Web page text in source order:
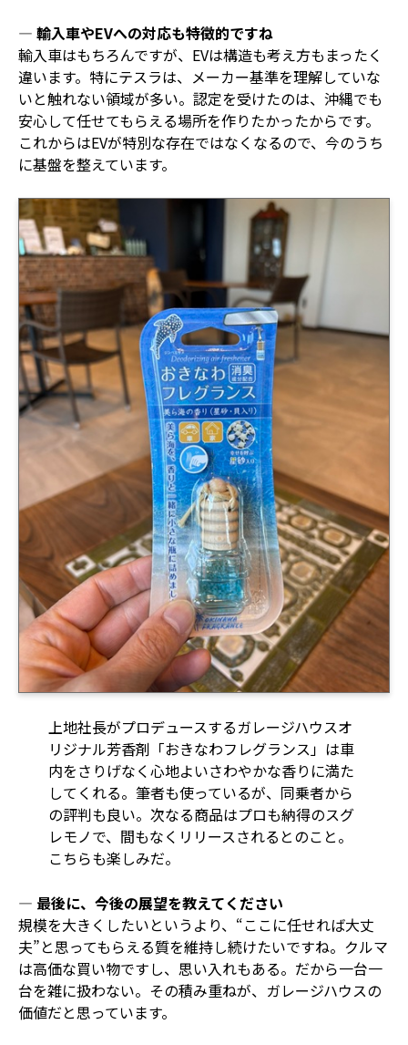
― 輸入車やEVへの対応も特徴的ですね
輸入車はもちろんですが、EVは構造も考え方もまったく
違います。特にテスラは、メーカー基準を理解していな
いと触れない領域が多い。認定を受けたのは、沖縄でも
安心して任せてもらえる場所を作りたかったからです。
これからはEVが特別な存在ではなくなるので、今のうち
に基盤を整えています。
上地社長がプロデュースするガレージハウスオ
リジナル芳香剤「おきなわフレグランス」は車
内をさりげなく心地よいさわやかな香りに満た
してくれる。筆者も使っているが、同乗者から
の評判も良い。次なる商品はプロも納得のスグ
レモノで、間もなくリリースされるとのこと。
こちらも楽しみだ。
― 最後に、今後の展望を教えてください
規模を大きくしたいというより、“ここに任せれば大丈
夫”と思ってもらえる質を維持し続けたいですね。クルマ
は高価な買い物ですし、思い入れもある。だから一台一
台を雑に扱わない。その積み重ねが、ガレージハウスの
価値だと思っています。